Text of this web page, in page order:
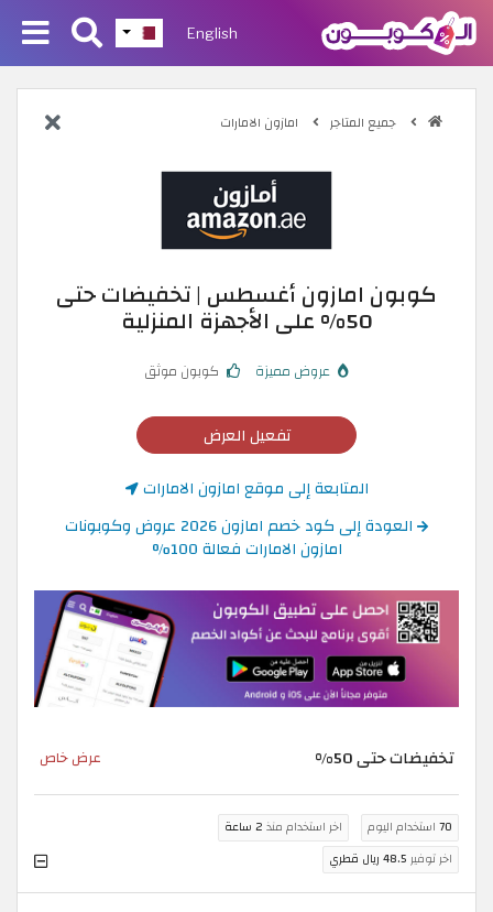
English
جميع المتاجر امازون الامارات
كوبون امازون أغسطس | تخفيضات حتى
50% على الأجهزة المنزلية
عروض مميزة كوبون موثق
تفعيل العرض
المتابعة إلى موقع امازون الامارات
العودة إلى كود خصم امازون 2026 عروض وكوبونات
امازون الامارات فعالة 100%
تخفيضات حتى 50% عرض خاص
70 استخدام اليوم اخر استخدام منذ 2 ساعة
اخر توفير 48.5 ريال قطري